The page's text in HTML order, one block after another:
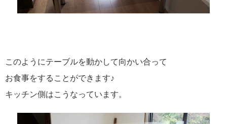
このようにテーブルを動かして向かい合って
お食事をすることができます♪
キッチン側はこうなっています。